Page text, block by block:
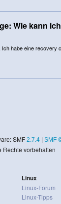
Wie kann
habe eine recovery
SMF 2.7.4| SMF
vorbehalten
Linux
Linux-Forum
Linux-Tipps